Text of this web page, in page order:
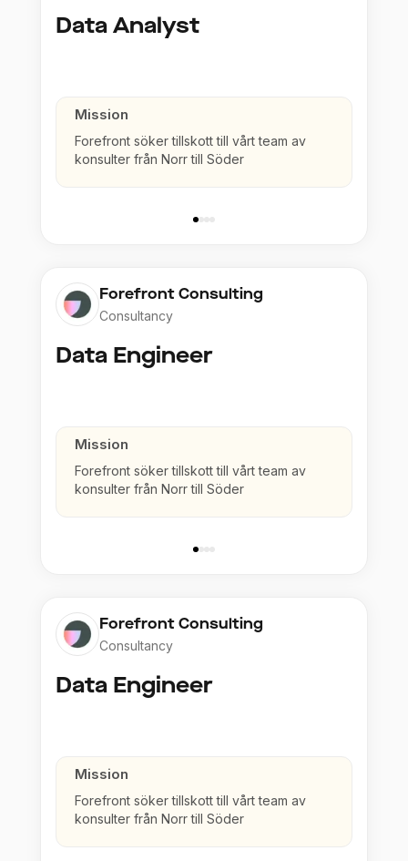
Data Analyst
Mission
Forefront söker tillskott till vårt team av
konsulter från Norr till Söder
Forefront Consulting
Consultancy
Data Engineer
Mission
Forefront söker tillskott till vårt team av
konsulter från Norr till Söder
Forefront Consulting
Consultancy
Data Engineer
Mission
Forefront söker tillskott till vårt team av
konsulter från Norr till Söder